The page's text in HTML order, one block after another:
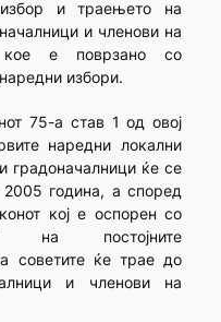
и траењето на
и членови на
кое е поврзано со
избори.
75-а став 1 од овој
наредни локални
градоначалници ќе се
година, а според
кој е оспорен со
на постојните
советите ќе трае до
и членови на